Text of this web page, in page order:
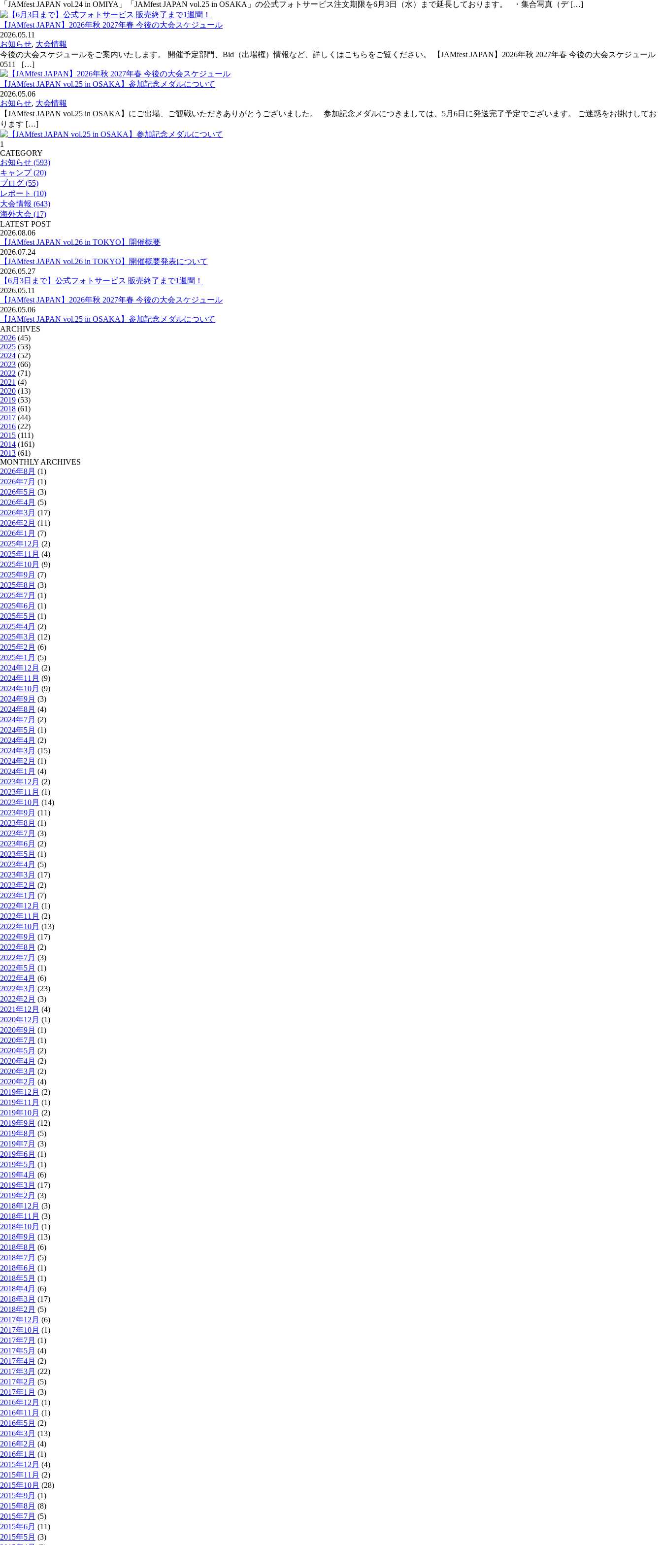
「JAMfest JAPAN vol.24 in OMIYA」「JAMfest JAPAN vol.25 in OSAKA」の公式フォトサービス注文期限を6月3日（水）まで延長しております。 ・集合写真（デ […]
【JAMfest JAPAN】2026年秋 2027年春 今後の大会スケジュール
2026.05.11
お知らせ, 大会情報
今後の大会スケジュールをご案内いたします。 開催予定部門、Bid（出場権）情報など、詳しくはこちらをご覧ください。 【JAMfest JAPAN】2026年秋 2027年春 今後の大会スケジュール
0511 […]
【JAMfest JAPAN vol.25 in OSAKA】参加記念メダルについて
2026.05.06
お知らせ, 大会情報
【JAMfest JAPAN vol.25 in OSAKA】にご出場、ご観戦いただきありがとうございました。 参加記念メダルにつきましては、5月6日に発送完了予定でございます。 ご迷惑をお掛けしてお
ります […]
1
CATEGORY
お知らせ (593)
キャンプ (20)
ブログ (55)
レポート (10)
大会情報 (643)
海外大会 (17)
LATEST POST
2026.08.06
【JAMfest JAPAN vol.26 in TOKYO】開催概要
2026.07.24
【JAMfest JAPAN vol.26 in TOKYO】開催概要発表について
2026.05.27
【6月3日まで】公式フォトサービス 販売終了まで1週間！
2026.05.11
【JAMfest JAPAN】2026年秋 2027年春 今後の大会スケジュール
2026.05.06
【JAMfest JAPAN vol.25 in OSAKA】参加記念メダルについて
ARCHIVES
2026 (45)
2025 (53)
2024 (52)
2023 (66)
2022 (71)
2021 (4)
2020 (13)
2019 (53)
2018 (61)
2017 (44)
2016 (22)
2015 (111)
2014 (161)
2013 (61)
MONTHLY ARCHIVES
2026年8月 (1)
2026年7月 (1)
2026年5月 (3)
2026年4月 (5)
2026年3月 (17)
2026年2月 (11)
2026年1月 (7)
2025年12月 (2)
2025年11月 (4)
2025年10月 (9)
2025年9月 (7)
2025年8月 (3)
2025年7月 (1)
2025年6月 (1)
2025年5月 (1)
2025年4月 (2)
2025年3月 (12)
2025年2月 (6)
2025年1月 (5)
2024年12月 (2)
2024年11月 (9)
2024年10月 (9)
2024年9月 (3)
2024年8月 (4)
2024年7月 (2)
2024年5月 (1)
2024年4月 (2)
2024年3月 (15)
2024年2月 (1)
2024年1月 (4)
2023年12月 (2)
2023年11月 (1)
2023年10月 (14)
2023年9月 (11)
2023年8月 (1)
2023年7月 (3)
2023年6月 (2)
2023年5月 (1)
2023年4月 (5)
2023年3月 (17)
2023年2月 (2)
2023年1月 (7)
2022年12月 (1)
2022年11月 (2)
2022年10月 (13)
2022年9月 (17)
2022年8月 (2)
2022年7月 (3)
2022年5月 (1)
2022年4月 (6)
2022年3月 (23)
2022年2月 (3)
2021年12月 (4)
2020年12月 (1)
2020年9月 (1)
2020年7月 (1)
2020年5月 (2)
2020年4月 (2)
2020年3月 (2)
2020年2月 (4)
2019年12月 (2)
2019年11月 (1)
2019年10月 (2)
2019年9月 (12)
2019年8月 (5)
2019年7月 (3)
2019年6月 (1)
2019年5月 (1)
2019年4月 (6)
2019年3月 (17)
2019年2月 (3)
2018年12月 (3)
2018年11月 (3)
2018年10月 (1)
2018年9月 (13)
2018年8月 (6)
2018年7月 (5)
2018年6月 (1)
2018年5月 (1)
2018年4月 (6)
2018年3月 (17)
2018年2月 (5)
2017年12月 (6)
2017年10月 (1)
2017年7月 (1)
2017年5月 (4)
2017年4月 (2)
2017年3月 (22)
2017年2月 (5)
2017年1月 (3)
2016年12月 (1)
2016年11月 (1)
2016年5月 (2)
2016年3月 (13)
2016年2月 (4)
2016年1月 (1)
2015年12月 (4)
2015年11月 (2)
2015年10月 (28)
2015年9月 (1)
2015年8月 (8)
2015年7月 (5)
2015年6月 (11)
2015年5月 (3)